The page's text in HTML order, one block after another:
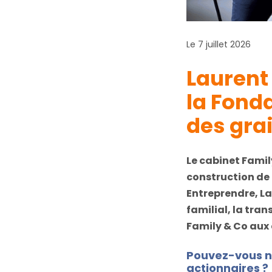
Le 7 juillet 2026
la
des
Le cabinet
construction de
Entreprendre,
familial, la
Family & Co
Pouvez-vous
actionnaires ?